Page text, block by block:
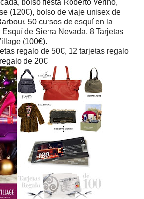
bolso fiesta Roberto Verino,
(120€), bolso de viaje unisex de
50 cursos de esquí en la
de Sierra Nevada, 8 Tarjetas
(100€).
regalo de 50€, 12 tarjetas regalo
de 20€